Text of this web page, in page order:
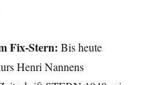
Fix-Stern: Bis heute
Henri Nannens